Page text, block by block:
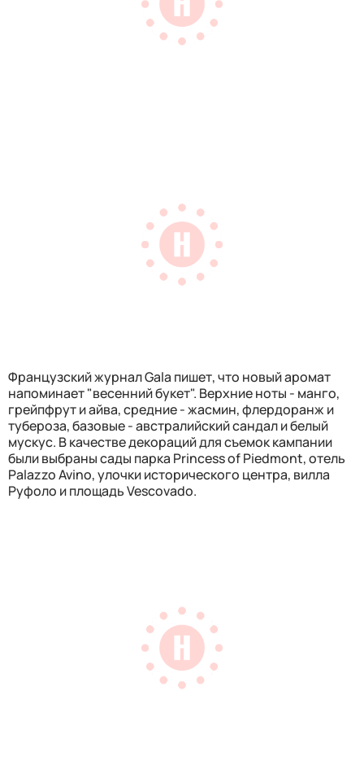
Французский журнал Gala пишет, что новый аромат
напоминает "весенний букет". Верхние ноты - манго,
грейпфрут и айва, средние - жасмин, флердоранж и
тубероза, базовые - австралийский сандал и белый
мускус. В качестве декораций для съемок кампании
были выбраны сады парка Princess of Piedmont, отель
Palazzo Avino, улочки исторического центра, вилла
Руфоло и площадь Vescovado.